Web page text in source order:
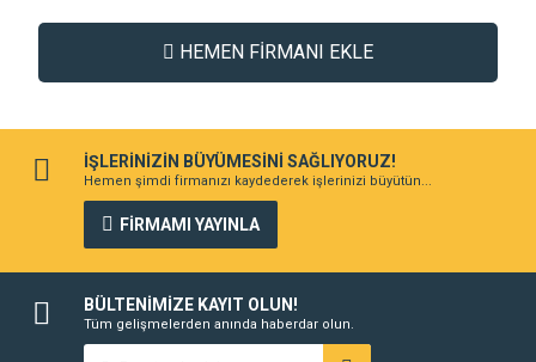
HEMEN FİRMANI EKLE
İŞLERİNİZİN BÜYÜMESİNİ SAĞLIYORUZ!
Hemen şimdi firmanızı kaydederek işlerinizi büyütün...
FİRMAMI YAYINLA
BÜLTENİMİZE KAYIT OLUN!
Tüm gelişmelerden anında haberdar olun.